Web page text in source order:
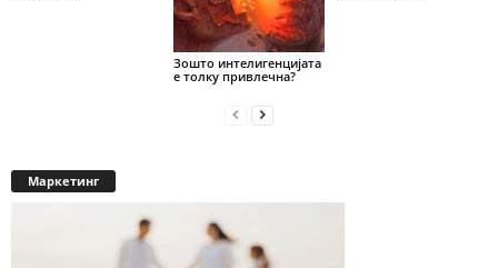
Зошто интелигенцијата
е толку привлечна?
Маркетинг